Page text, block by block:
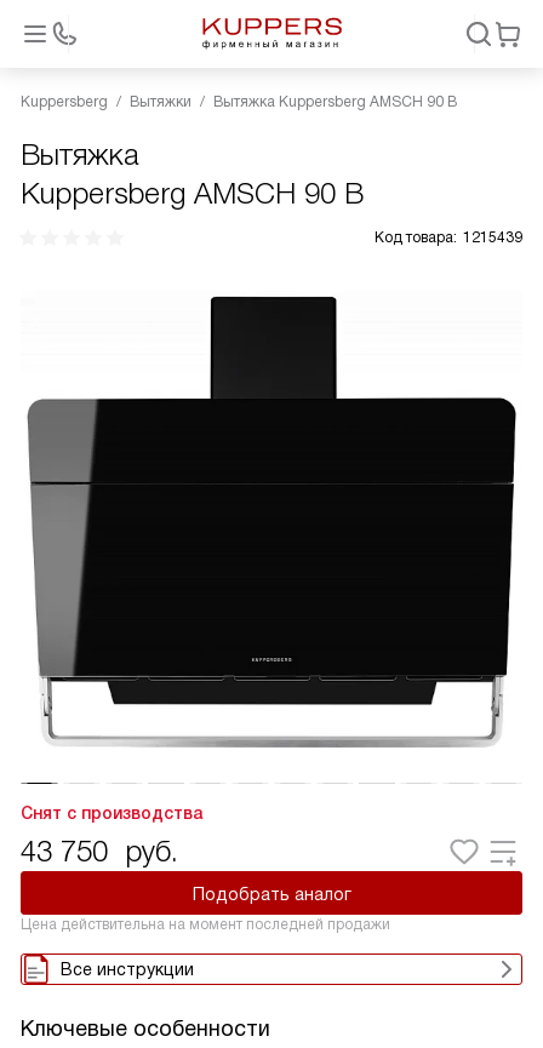
Kuppersberg Вытяжки Вытяжка Kuppersberg AMSCH 90 B
Вытяжка
Kuppersberg AMSCH 90 B
Код товара: 1215439
Снят с производства
43 750 руб.
Подобрать аналог
Цена действительна на момент последней продажи
Все инструкции
Ключевые особенности